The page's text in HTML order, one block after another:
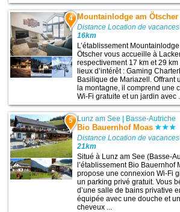
4 Mountainlodge am Ötscher
Distance Location de
16km
L’établissement
Ötscher vous accueille à
respectivement 17 km et 29 km
lieux d’intérêt : Gaming
Basilique de Mariazell. Offrant
la montagne, il comprend une
Wi-Fi gratuite et un jardin avec
5 Lunz am See | Basse-Autriche
Bio Bauernhof Moas
Distance Location de
21km
Situé à Lunz am See (Basse-
l’établissement Bio Bauernhof
propose une connexion Wi-Fi
un parking privé gratuit. Vous
d’une salle de bains privative
équipée avec une douche et
cheveux ...